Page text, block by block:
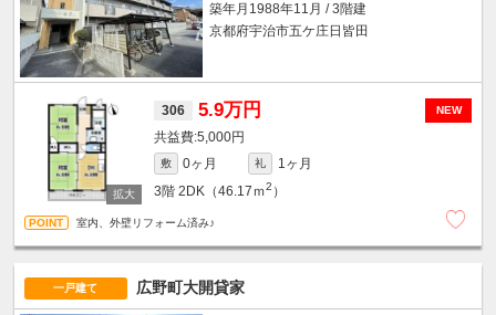
築年月1988年11月 / 3階建
京都府宇治市五ケ庄日皆田
NEW
306 5.9万円
5,000円
敷 0ヶ月 礼
1ヶ月
3階 2DK（46.17ｍ2 ）
室内、外壁リフォーム済み♪
一戸建て 広野町大開貸家